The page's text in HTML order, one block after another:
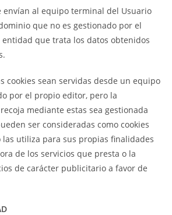
envían al equipo terminal del Usuario
que no es gestionado por el
que trata los datos obtenidos
cookies sean servidas desde un equipo
por el propio editor, pero la
mediante estas sea gestionada
ser consideradas como cookies
utiliza para sus propias finalidades
de los servicios que presta o la
de carácter publicitario a favor de